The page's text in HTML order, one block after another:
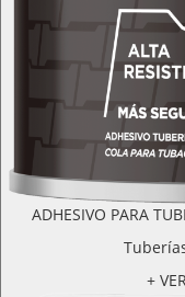
ADHESIVO PARA
+